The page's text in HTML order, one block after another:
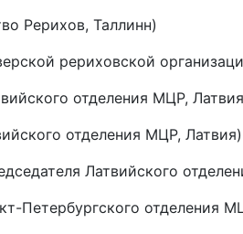
Рерихов, Таллинн)
рериховской
отделения МЦР,
отделения МЦР, Латвия)
Латвийского
Петербургского отделения